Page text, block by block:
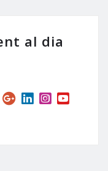
al dia